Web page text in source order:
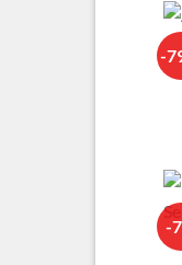
-
-